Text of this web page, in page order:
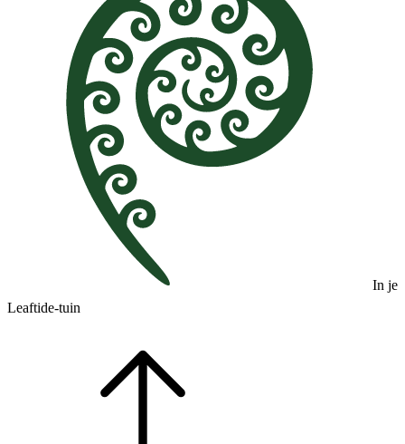
In je
Leaftide-tuin